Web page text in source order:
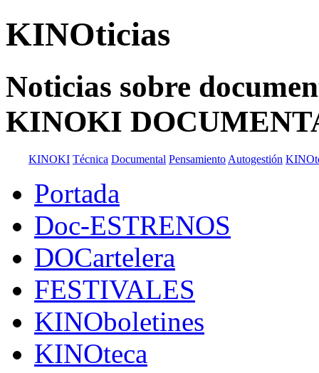
KINOticias
Noticias sobre
KINOKI
KINOKI Técnica Documental Pensamiento Autogestión
Portada
Doc-ESTRENOS
DOCartelera
FESTIVALES
KINOboletines
KINOteca